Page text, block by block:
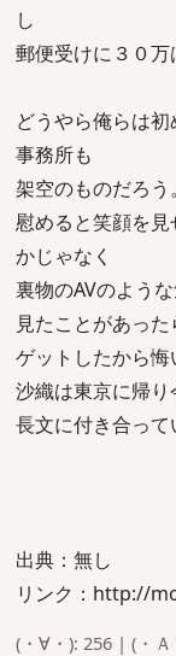
し
郵便受けに３０万
どうやら俺らは
事務所も
架空のものだろ
慰めると笑顔を
かじゃなく
裏物のAVのような
見たことがあっ
ゲットしたから悔
沙織は東京に帰り
長文に付き合って
出典：無し
リンク：http://
(・∀・): 256 | (・Ａ